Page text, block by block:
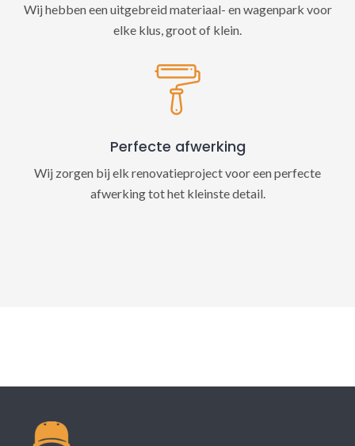
Wij hebben een uitgebreid materiaal- en wagenpark voor
elke klus, groot of klein.
Perfecte afwerking
Wij zorgen bij elk renovatieproject voor een perfecte
afwerking tot het kleinste detail.